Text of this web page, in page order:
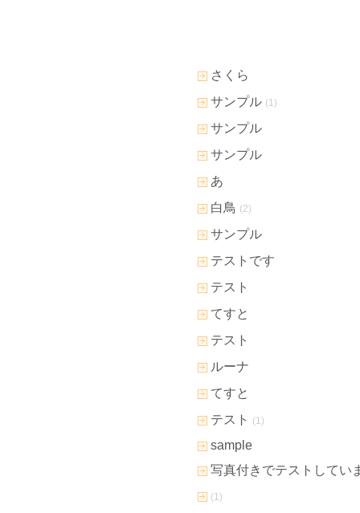
さくら
サンプル (1)
サンプル
サンプル
あ
白鳥 (2)
サンプル
テストです
テスト
てすと
テスト
ルーナ
てすと
テスト
(1)
sample
写真付きでテストしてい
(1)